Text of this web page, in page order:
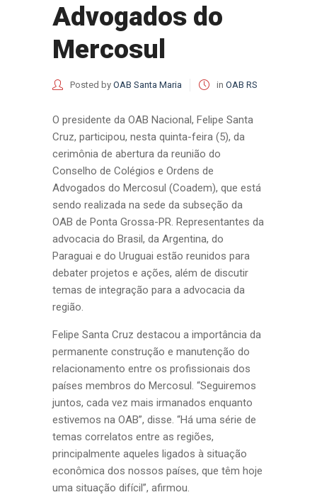
Advogados do
Mercosul
Posted by OAB Santa Maria in OAB RS
O presidente da OAB Nacional, Felipe Santa
Cruz, participou, nesta quinta-feira (5), da
cerimônia de abertura da reunião do
Conselho de Colégios e Ordens de
Advogados do Mercosul (Coadem), que está
sendo realizada na sede da subseção da
OAB de Ponta Grossa-PR. Representantes da
advocacia do Brasil, da Argentina, do
Paraguai e do Uruguai estão reunidos para
debater projetos e ações, além de discutir
temas de integração para a advocacia da
região.
Felipe Santa Cruz destacou a importância da
permanente construção e manutenção do
relacionamento entre os profissionais dos
países membros do Mercosul. “Seguiremos
juntos, cada vez mais irmanados enquanto
estivemos na OAB”, disse. “Há uma série de
temas correlatos entre as regiões,
principalmente aqueles ligados à situação
econômica dos nossos países, que têm hoje
uma situação difícil”, afirmou.